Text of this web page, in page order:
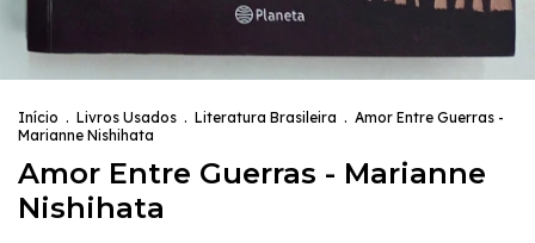
Início . Livros Usados . Literatura Brasileira . Amor Entre Guerras -
Marianne Nishihata
Amor Entre Guerras - Marianne
Nishihata